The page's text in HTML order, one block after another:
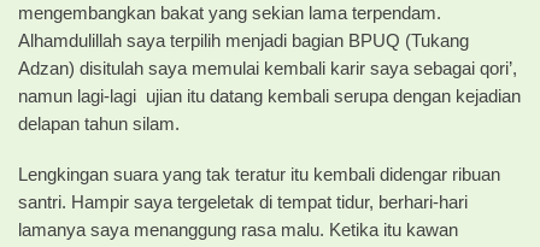
mengembangkan bakat yang sekian lama terpendam.
Alhamdulillah saya terpilih menjadi bagian BPUQ (Tukang
Adzan) disitulah saya memulai kembali karir saya sebagai qori’,
namun lagi-lagi ujian itu datang kembali serupa dengan kejadian
delapan tahun silam.
Lengkingan suara yang tak teratur itu kembali didengar ribuan
santri. Hampir saya tergeletak di tempat tidur, berhari-hari
lamanya saya menanggung rasa malu. Ketika itu kawan